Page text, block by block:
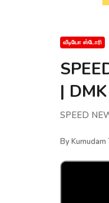
வீடியோ ஸ்டோரி
|
SPEED
ByKumudam